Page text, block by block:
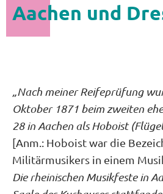
Aachen und
„Nach meiner Reifeprüfung
Oktober 1871 beim zweiten
28 in Aachen als Hoboist
[Anm.: Hoboist war die
Militärmusikers in einem
Die rheinischen Musikfeste in